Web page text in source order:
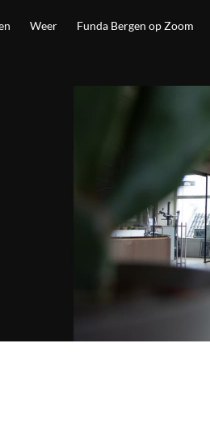
Weer Funda Bergen op Zoom